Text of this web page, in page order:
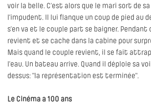
voir la belle. C’est alors que le mari sort de
l’impudent. Il lui flanque un coup de pied au
s’en va et le couple part se baigner. Pendant
revient et se cache dans la cabine pour
Mais quand le couple revient, il se fait
l’eau. Un bateau arrive. Quand il déploie sa
dessus: "la représentation est terminée".
Le Cinéma a 100 ans